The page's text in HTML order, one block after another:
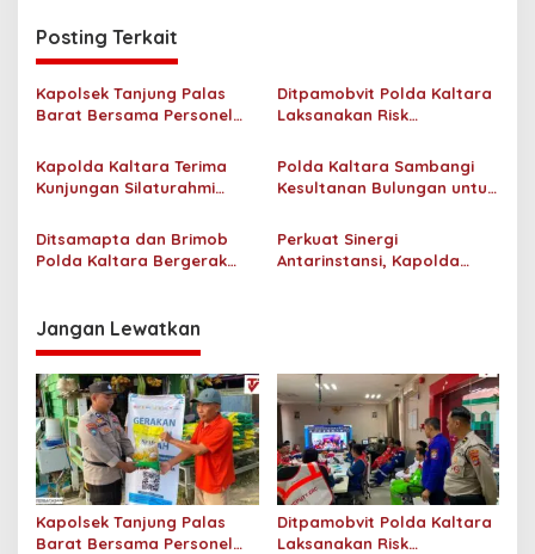
a
s
i
o
Posting Terkait
Kapolsek Tanjung Palas
Barat Bersama Personel
Salurkan Beras SPHP
Kepada Masyarakat
Ditpamobvit Polda Kaltara
Laksanakan Risk
Monaco Tarakan
Kapolda Kaltara Terima
Kunjungan Silaturahmi
Kaltara
Polda Kaltara Sambangi
Kesultanan Bulungan untuk
Ditsamapta dan Brimob
Polda Kaltara Bergerak
2 Hektar di Bulungan
Perkuat Sinergi
Antarinstansi, Kapolda
Jangan Lewatkan
Kapolsek Tanjung Palas
Barat Bersama Personel
Ditpamobvit Polda Kaltara
Laksanakan Risk